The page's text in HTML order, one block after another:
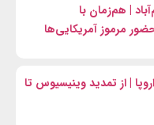
| هم‌زمان با
مرموز آمریکایی‌ها
| از تمدید وینیسیوس تا